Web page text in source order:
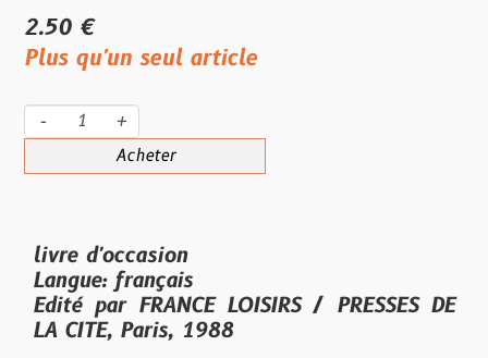
2.50 €
Plus qu'un seul article
- +
Acheter
livre d'occasion
Langue: français
Edité par FRANCE LOISIRS / PRESSES DE
LA CITE, Paris, 1988